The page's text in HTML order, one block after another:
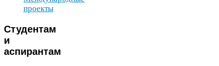
проекты
Студентам
и
аспирантам